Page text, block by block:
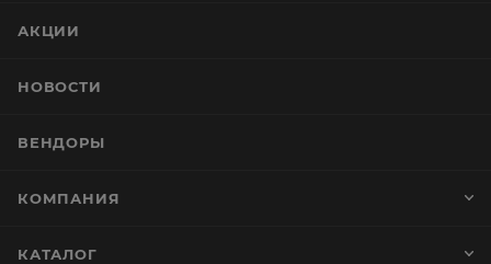
АКЦИИ
НОВОСТИ
ВЕНДОРЫ
КОМПАНИЯ
КАТАЛОГ